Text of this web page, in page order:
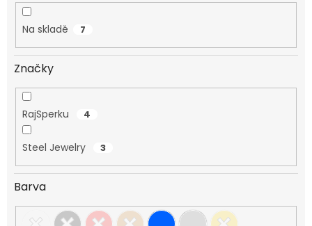
Na skladě 7
Značky
RajSperku 4
Steel Jewelry 3
Barva